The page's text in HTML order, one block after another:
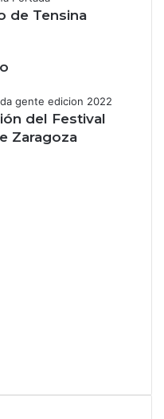
de Tensina
del Festival
Zaragoza